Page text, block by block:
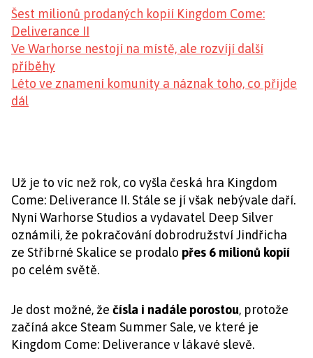
Šest milionů prodaných kopií Kingdom Come:
Deliverance II
Ve Warhorse nestojí na místě, ale rozvíjí další
příběhy
Léto ve znamení komunity a náznak toho, co přijde
dál
Už je to víc než rok, co vyšla česká hra Kingdom
Come: Deliverance II. Stále se jí však nebývale daří.
Nyní Warhorse Studios a vydavatel Deep Silver
oznámili, že pokračování dobrodružství Jindřicha
ze Stříbrné Skalice se prodalo přes 6 milionů kopií
po celém světě.
Je dost možné, že čísla i nadále porostou, protože
začíná akce Steam Summer Sale, ve které je
Kingdom Come: Deliverance v lákavé slevě.